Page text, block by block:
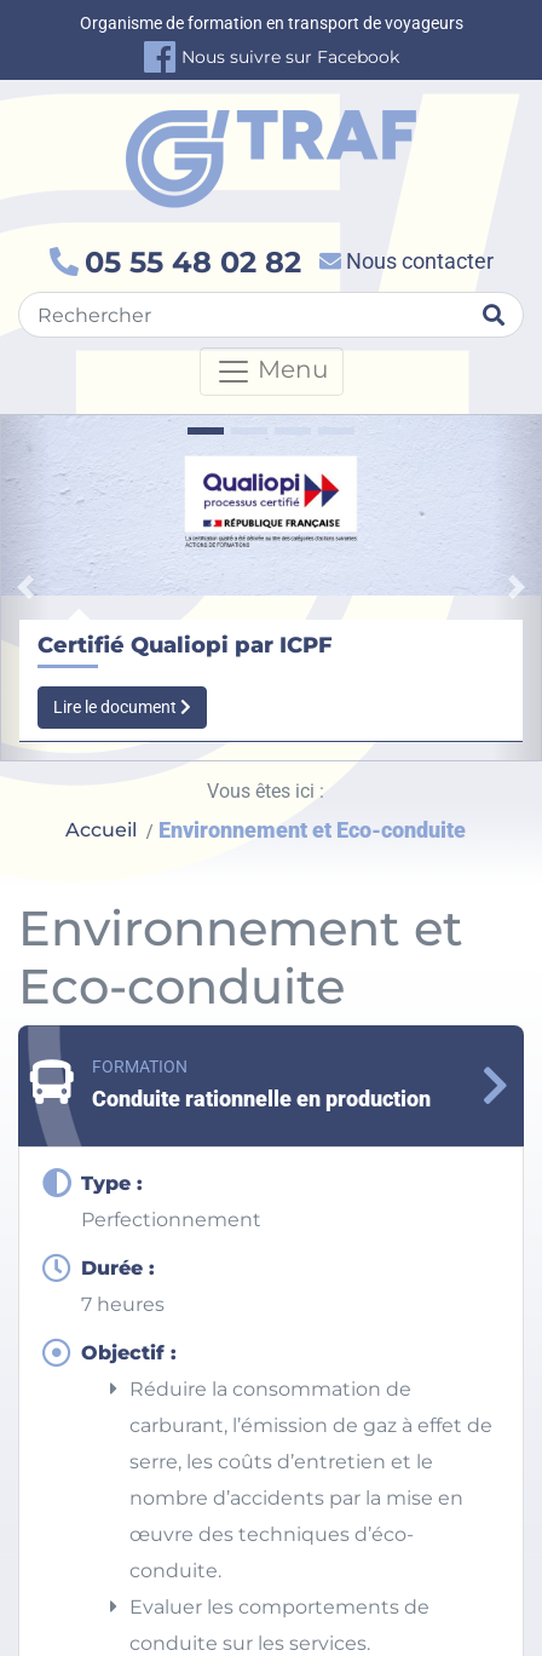
Organisme de formation en transport de voyageurs
Nous suivre sur Facebook
05 55 48 02 82 Nous contacter
Menu
Certifié Qualiopi par ICPF
Lire le document
Précédent
Vous êtes ici :
Accueil
Environnement et Eco-conduite
Environnement et
Eco-conduite
FORMATION
Conduite rationnelle en production
Type :
Perfectionnement
Durée :
7 heures
Objectif :
Réduire la consommation de
carburant, l’émission de gaz à effet de
serre, les coûts d’entretien et le
nombre d’accidents par la mise en
œuvre des techniques d’éco-
conduite.
Evaluer les comportements de
conduite sur les services.